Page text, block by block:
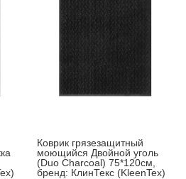
Коврик грязезащитный
моющийся Двойной уголь
(Duo Charcoal) 75*120см,
бренд: КлинТекс (KleenTex)